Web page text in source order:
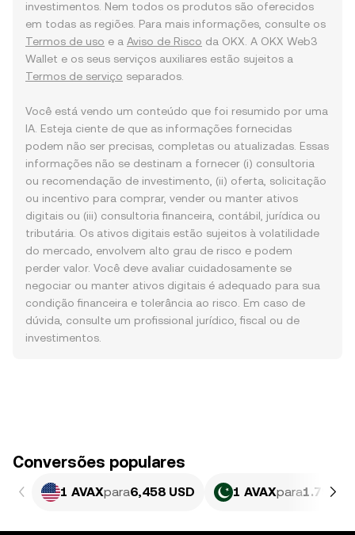
investimentos. Nem todos os produtos são oferecidos
em todas as regiões. Para mais informações, consulte os
Termos de uso e a Aviso de Risco da OKX. A OKX Web3
Wallet e os seus serviços auxiliares estão sujeitos a
Termos de serviço separados.
Você está vendo um conteúdo que foi resumido por uma
IA. Esteja ciente de que as informações fornecidas
podem não ser precisas, completas ou atualizadas. Essas
informações não se destinam a fornecer (i) consultoria
ou recomendação de investimento, (ii) oferta, solicitação
ou incentivo para comprar, vender ou manter ativos
digitais ou (iii) consultoria financeira, contábil, jurídica ou
tributária. Os ativos digitais estão sujeitos à volatilidade
do mercado, envolvem alto grau de risco e podem
perder valor. Você deve avaliar cuidadosamente se
negociar ou manter ativos digitais é adequado para sua
condição financeira e tolerância ao risco. Em caso de
dúvida, consulte um profissional jurídico, fiscal ou de
investimentos.
Conversões populares
1 AVAXpara6,458 USD 1 AVAXpara1.793,7